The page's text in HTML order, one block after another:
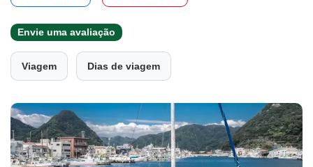
Envie uma avaliação
Viagem Dias de viagem